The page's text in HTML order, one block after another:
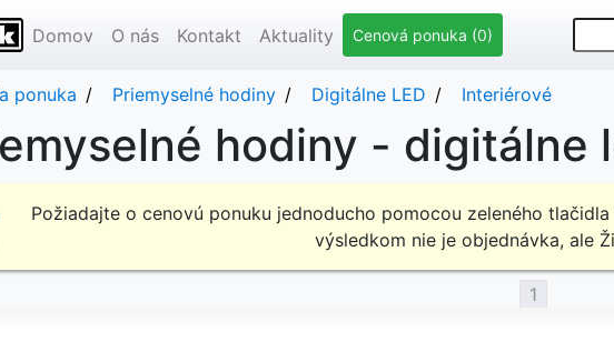
Domov O nás Kontakt Aktuality Cenová ponuka (0)
ponuka Priemyselné hodiny Digitálne LED Interiérové
hodiny - digitálne
Požiadajte o cenovú ponuku jednoducho pomocou zeleného
výsledkom nie je objednávka, ale
1